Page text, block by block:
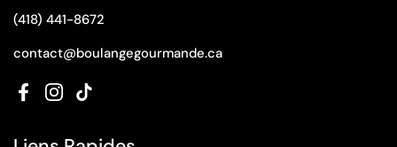
(418) 441-8672
contact@boulangegourmande.ca
Facebook
Instagram
TikTok